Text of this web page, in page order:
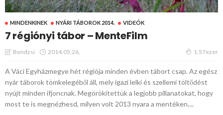
MINDENKINEK NYÁRI TÁBOROK 2014. VIDEÓK
7 régiónyi tábor – MenteFilm
Bendzsi 2014.05.26. 1.57ezer
A Váci Egyházmegye hét régiója minden évben tábort csap. Az egész
nyár táborok tömkelegéből áll, mely igazi lelki és szellemi töltődést
nyújt minden ifjoncnak. Megörökítettük a legjobb pillanatokat, hogy
most te is megnézhesd, milyen volt 2013 nyara a mentéken....